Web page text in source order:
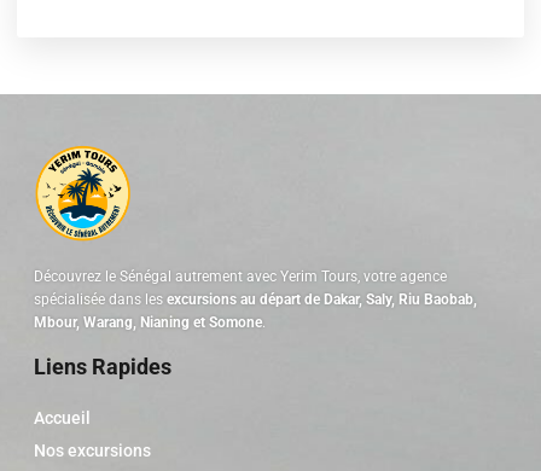
Découvrez le Sénégal autrement avec Yerim Tours, votre agence
spécialisée dans les excursions au départ de Dakar, Saly, Riu Baobab,
Mbour, Warang, Nianing et Somone
Liens Rapides
Accueil
Nos excursions